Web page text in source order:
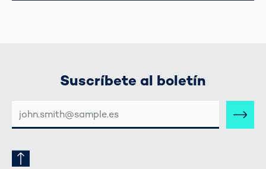
Suscríbete al boletín
CORREO